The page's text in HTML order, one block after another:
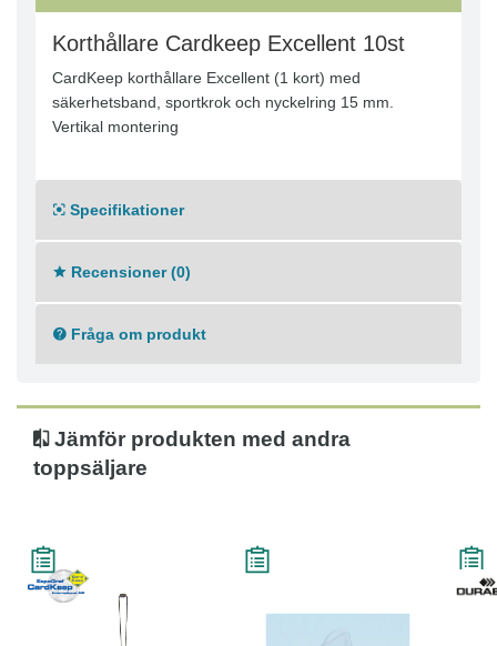
Korthållare Cardkeep Excellent 10st
CardKeep korthållare Excellent (1 kort) med
säkerhetsband, sportkrok och nyckelring 15 mm.
Vertikal montering
Specifikationer
Recensioner (0)
Fråga om produkt
Jämför produkten med andra
toppsäljare